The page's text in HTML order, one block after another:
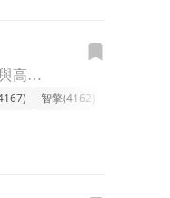
🔸新藥族群上漲，類股氣勢由指標股撐盤。 今日盤中新藥族群表現亮眼，整體類股漲幅達2.83%，主要受到權值股藥華藥與高端疫苗強勢上攻帶動。觀察個股走勢，藥華藥上漲逾3%，高端疫苗也攻高逾2%，顯示市場
智擎(4162)